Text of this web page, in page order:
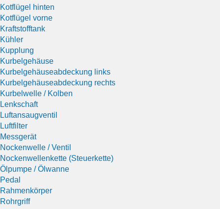
Kotflügel hinten
Kotflügel vorne
Kraftstofftank
Kühler
Kupplung
Kurbelgehäuse
Kurbelgehäuseabdeckung links
Kurbelgehäuseabdeckung rechts
Kurbelwelle / Kolben
Lenkschaft
Luftansaugventil
Luftfilter
Messgerät
Nockenwelle / Ventil
Nockenwellenkette (Steuerkette)
Ölpumpe / Ölwanne
Pedal
Rahmenkörper
Rohrgriff